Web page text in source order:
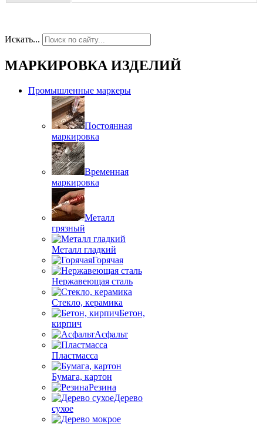
Искать...
МАРКИРОВКА ИЗДЕЛИЙ
Промышленные маркеры
Постоянная
маркировка
Временная
маркировка
Металл
грязный
Металл гладкий
Горячая
Нержавеющая сталь
Стекло, керамика
Бетон,
кирпич
Асфальт
Пластмасса
Бумага, картон
Резина
Дерево
сухое